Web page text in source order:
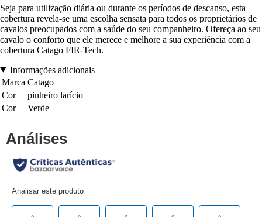
Seja para utilização diária ou durante os períodos de descanso, esta
cobertura revela-se uma escolha sensata para todos os proprietários de
cavalos preocupados com a saúde do seu companheiro. Ofereça ao seu
cavalo o conforto que ele merece e melhore a sua experiência com a
cobertura Catago FIR-Tech.
Informações adicionais
Marca Catago
Cor
pinheiro larício
Cor
Verde